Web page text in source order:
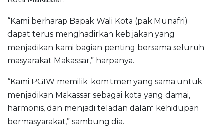
“Kami berharap Bapak Wali Kota (pak Munafri)
dapat terus menghadirkan kebijakan yang
menjadikan kami bagian penting bersama seluruh
masyarakat Makassar,” harpanya.
“Kami PGIW memiliki komitmen yang sama untuk
menjadikan Makassar sebagai kota yang damai,
harmonis, dan menjadi teladan dalam kehidupan
bermasyarakat,” sambung dia.